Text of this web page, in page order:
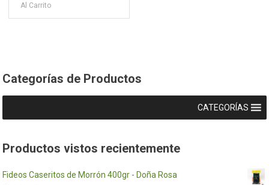
Al Carrito
Categorías de Productos
CATEGORÍAS
Productos vistos recientemente
Fideos Caseritos de Morrón 400gr - Doña Rosa